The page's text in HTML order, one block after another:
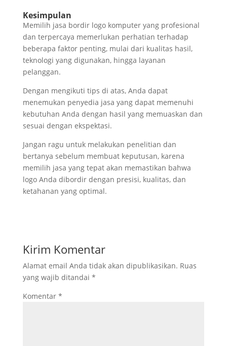
Kesimpulan
Memilih jasa bordir logo komputer yang profesional
dan terpercaya memerlukan perhatian terhadap
beberapa faktor penting, mulai dari kualitas hasil,
teknologi yang digunakan, hingga layanan
pelanggan.
Dengan mengikuti tips di atas, Anda dapat
menemukan penyedia jasa yang dapat memenuhi
kebutuhan Anda dengan hasil yang memuaskan dan
sesuai dengan ekspektasi.
Jangan ragu untuk melakukan penelitian dan
bertanya sebelum membuat keputusan, karena
memilih jasa yang tepat akan memastikan bahwa
logo Anda dibordir dengan presisi, kualitas, dan
ketahanan yang optimal.
Kirim Komentar
Alamat email Anda tidak akan dipublikasikan. Ruas
yang wajib ditandai *
Komentar *